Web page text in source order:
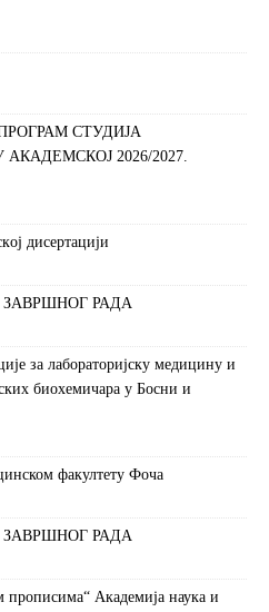
СТУДИЈА
2026/2027.
дисeртaциjи
РАДА
за лабораторијску медицину и
биохемичара у Босни и
факултету Фоча
РАДА
прописима“ Академија наука и